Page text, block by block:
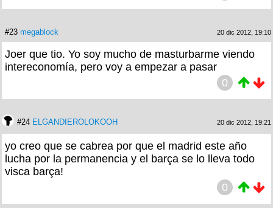
#23 megablock 20 dic 2012, 19:10
Joer que tio. Yo soy mucho de masturbarme viendo
intereconomía, pero voy a empezar a pasar
0
#24 ELGANDIEROLOKOOH 20 dic 2012, 19:21
yo creo que se cabrea por que el madrid este año
lucha por la permanencia y el barça se lo lleva todo
visca barça!
0